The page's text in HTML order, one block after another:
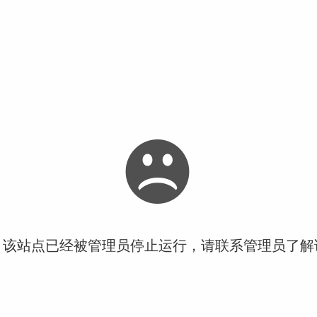
站点已经被管理员停止运行，请联系管理员了